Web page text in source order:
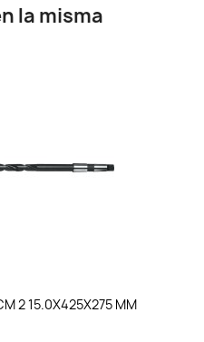
la misma
2 15.0X425X275 MM